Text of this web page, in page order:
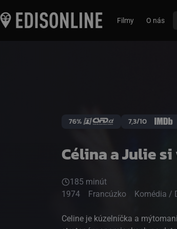
Filmy O nás
Célina a Julie
76% 7,3/10
185 minút
1974
Francúzko Komédia /
Celine je kúzelníčka a